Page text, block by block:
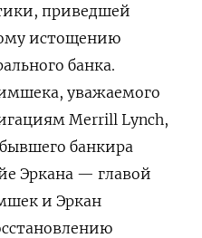
приведшей
истощению
банка.
уважаемого
Merrill Lynch,
банкира
Эркана — главой
и Эркан